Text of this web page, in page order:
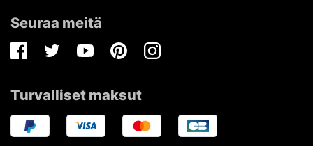
Seuraa meitä
FacebookTwitterYoutubePinterestInstagram
Turvalliset maksut